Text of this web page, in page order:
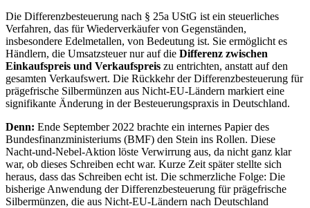
Die Differenzbesteuerung nach § 25a UStG ist ein steuerliches
Verfahren, das für Wiederverkäufer von Gegenständen,
insbesondere Edelmetallen, von Bedeutung ist. Sie ermöglicht es
Händlern, die Umsatzsteuer nur auf die Differenz zwischen
Einkaufspreis und Verkaufspreis zu entrichten, anstatt auf den
gesamten Verkaufswert. Die Rückkehr der Differenzbesteuerung für
prägefrische Silbermünzen aus Nicht-EU-Ländern markiert eine
signifikante Änderung in der Besteuerungspraxis in Deutschland.
Denn: Ende September 2022 brachte ein internes Papier des
Bundesfinanzministeriums (BMF) den Stein ins Rollen. Diese
Nacht-und-Nebel-Aktion löste Verwirrung aus, da nicht ganz klar
war, ob dieses Schreiben echt war. Kurze Zeit später stellte sich
heraus, dass das Schreiben echt ist. Die schmerzliche Folge: Die
bisherige Anwendung der Differenzbesteuerung für prägefrische
Silbermünzen, die aus Nicht-EU-Ländern nach Deutschland